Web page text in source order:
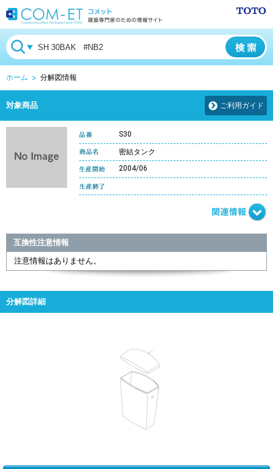
ホーム 分解図情報
対象商品 ご利用ガイド
S30
密結タンク
2004/06
互換性注意情報
注意情報はありません。
分解図詳細